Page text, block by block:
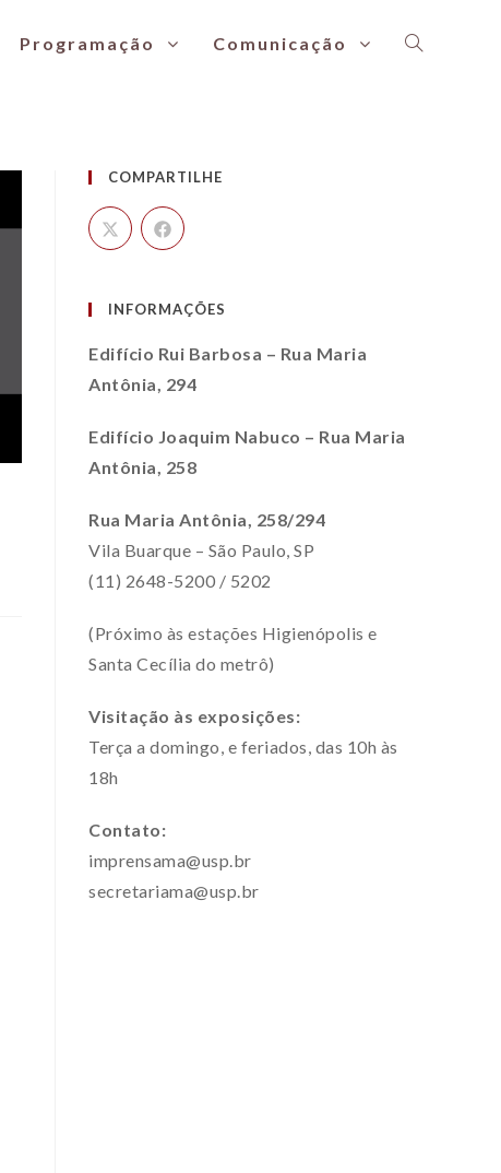
Programação Comunicação
COMPARTILHE
INFORMAÇÕES
Edifício Rui Barbosa – Rua Maria
Antônia, 294
Edifício Joaquim Nabuco – Rua Maria
Antônia, 258
Rua Maria Antônia, 258/294
Vila Buarque – São Paulo, SP
(11) 2648-5200 / 5202
(Próximo às estações Higienópolis e
Santa Cecília do metrô)
Visitação às exposições:
Terça a domingo, e feriados, das 10h às
18h
Contato:
imprensama@usp.br
secretariama@usp.br